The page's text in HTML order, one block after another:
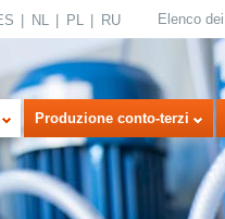
NL PL RU Elenco
Produzione conto-terzi